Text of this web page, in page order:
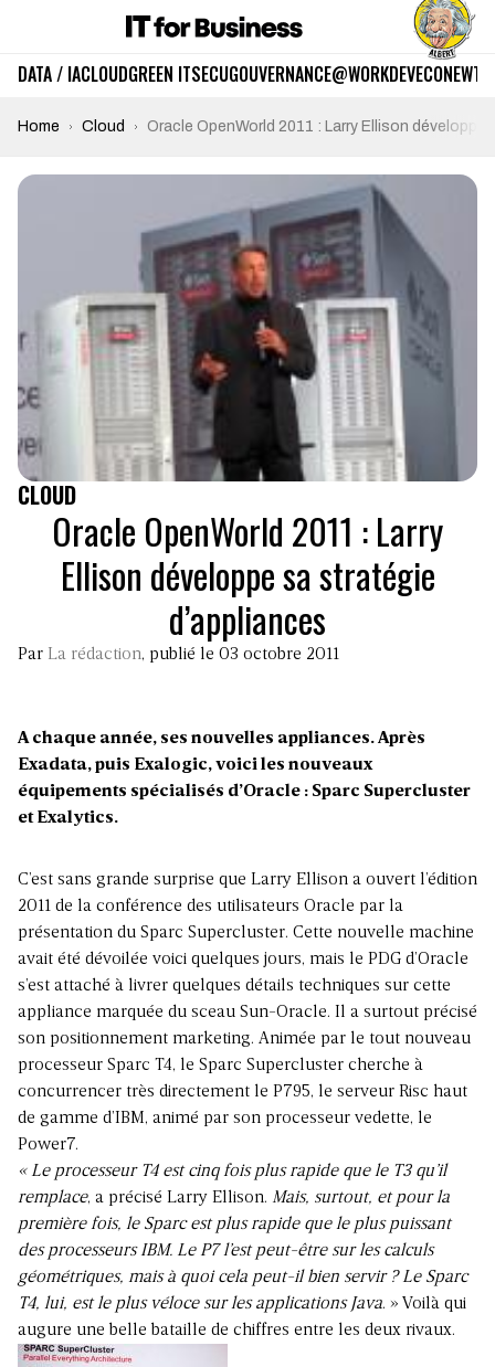
DATA / IACLOUDGREEN ITSECUGOUVERNANCE@WORKDEVECO
Home Cloud Oracle OpenWorld 2011 : Larry Ellison
CLOUD
Oracle OpenWorld 2011 : Larry
Ellison développe sa stratégie
d’appliances
Par La rédaction, publié le 03 octobre 2011
A chaque année, ses nouvelles appliances. Après
Exadata, puis Exalogic, voici les nouveaux
équipements spécialisés d’Oracle : Sparc Supercluster
et Exalytics.
C’est sans grande surprise que Larry Ellison a ouvert l’édition
2011 de la conférence des utilisateurs Oracle par la
présentation du Sparc Supercluster. Cette nouvelle machine
avait été dévoilée voici quelques jours, mais le PDG d’Oracle
s’est attaché à livrer quelques détails techniques sur cette
appliance marquée du sceau Sun-Oracle. Il a surtout précisé
son positionnement marketing. Animée par le tout nouveau
processeur Sparc T4, le Sparc Supercluster cherche à
concurrencer très directement le P795, le serveur Risc haut
de gamme d’IBM, animé par son processeur vedette, le
Power7.
« Le processeur T4 est cinq fois plus rapide que le T3 qu’il
remplace, a précisé Larry Ellison. Mais, surtout, et pour la
première fois, le Sparc est plus rapide que le plus puissant
des processeurs IBM. Le P7 l’est peut-être sur les calculs
géométriques, mais à quoi cela peut-il bien servir ? Le Sparc
T4, lui, est le plus véloce sur les applications Java. » Voilà qui
augure une belle bataille de chiffres entre les deux rivaux.